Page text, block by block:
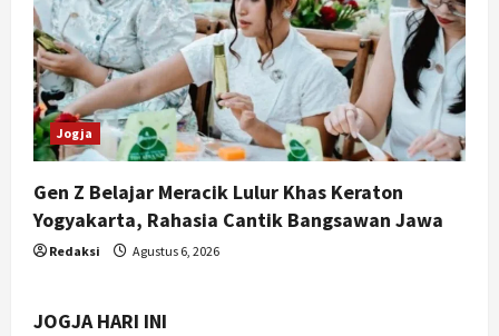
Jogja
Gen Z Belajar Meracik Lulur Khas Keraton
Yogyakarta, Rahasia Cantik Bangsawan Jawa
Redaksi Agustus 6, 2026
JOGJA HARI INI